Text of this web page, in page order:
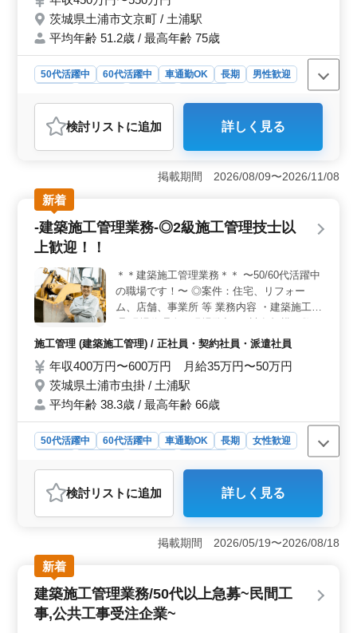
茨城県土浦市文京町 / 土浦駅
平均年齢 51.2歳 / 最高年齢 75歳
50代活躍中 60代活躍中 車通勤OK 長期
男性歓迎
おすすめポイント
＜中高年層活躍＞ 60代スタッフも積極的に参加してい
ます。ベテラン経験が評価される環境で、経験を活かし
て長期キャリアを築けます。 ＜福利厚生充実＞ 社
保完備で安心できる環境です。通勤手当、賞与、退職金
共済など福利厚生も充実しています。 ＜施工管理業
務＞ 給排水衛生、空調設備、農業用ポンプなど幅広い
設備工事に携わり、現場監督や管理業務を担当します。
ベテランならではの確かな技術が求められます。
検討リスト に追加 詳しく見る
掲載期間 2026/08/09〜2026/11/08
新着
-建築施工管理業務-◎2級施工管理技士以
上歓迎！！
＊＊建築施工管理業務＊＊ 〜50/60代活躍中
の職場です！〜 ◎案件：住宅、リフォー
ム、店舗、事業所 等 業務内容 ・建築施工管
万円〜数十億円程度 ・施工管理、積算、書
ち合わせ、近隣住民対応、社内会議 等 備考
・車通勤可能(無料駐車場完備) ・交通費：全
額支給 ・作業着等支給 ・資格手当支給あり
遇！ お気軽にお問い合わせください。 ご応
募お待ちしております♪
施工管理 (建築施工管理) / 正社員・契約社員・派遣社員
年収400万円〜600万円 月給35万円〜50万円
茨城県土浦市虫掛 / 土浦駅
平均年齢 38.3歳 / 最高年齢 66歳
50代活躍中 60代活躍中 車通勤OK 長期
女性歓迎
おすすめポイント
＜建築施工管理業務のお仕事＞ この求人では、茨城県
土浦市で建築施工管理業務のスタッフを募集していま
す。50代や60代の方も活躍している職場で、住宅、リフ
ォーム、店舗、事業所などの案件に携わります。 ＜
業務内容＞ 主な業務は建築施工管理であり、現場代理
人や現場監督として活動します。請負規模は数百万円か
ら数十億円まで幅広く、施工管理や積算、書類作成、施
工図修正などの業務を行います。また、発注者との打ち
合わせや近隣住民対応、社内会議なども担当しま
検討リスト に追加 詳しく見る
掲載期間 2026/05/19〜2026/08/18
新着
建築施工管理業務/50代以上急募~民間工
事,公共工事受注企業~